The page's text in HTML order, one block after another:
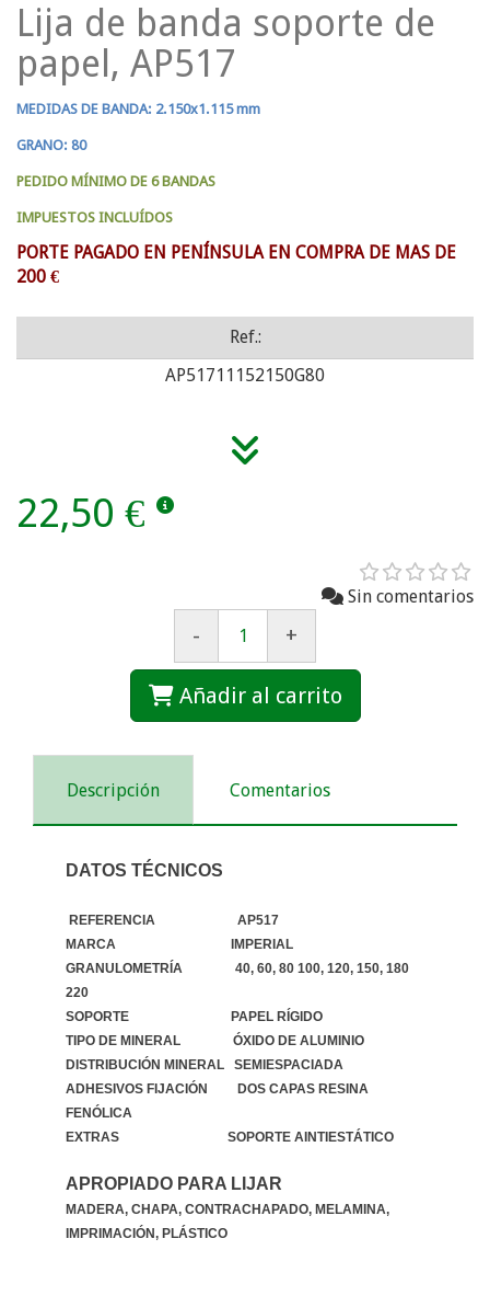
Lija de banda soporte de
papel, AP517
MEDIDAS DE BANDA: 2.150x1.115 mm
GRANO: 80
PEDIDO MÍNIMO DE 6 BANDAS
IMPUESTOS INCLUÍDOS
PORTE PAGADO EN PENÍNSULA EN COMPRA DE MAS DE
200 €
Ref.:
AP51711152150G80
22,50 €
Sin comentarios
- +
Añadir al carrito
Descripción Comentarios
DATOS TÉCNICOS
REFERENCIA AP517
MARCA IMPERIAL
GRANULOMETRÍA 40, 60, 80 100, 120, 150, 180
220
SOPORTE PAPEL RÍGIDO
TIPO DE MINERAL ÓXIDO DE ALUMINIO
DISTRIBUCIÓN MINERAL SEMIESPACIADA
ADHESIVOS FIJACIÓN DOS CAPAS RESINA
FENÓLICA
EXTRAS SOPORTE AINTIESTÁTICO
APROPIADO PARA LIJAR
MADERA, CHAPA, CONTRACHAPADO, MELAMINA,
IMPRIMACIÓN, PLÁSTICO